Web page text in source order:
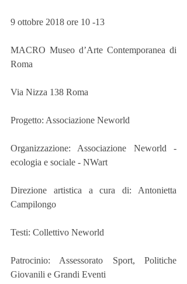
9 ottobre 2018 ore 10 -13
MACRO Museo d’Arte Contemporanea di
Roma
Via Nizza 138 Roma
Progetto: Associazione Neworld
Organizzazione: Associazione Neworld -
ecologia e sociale - NWart
Direzione artistica a cura di: Antonietta
Campilongo
Testi: Collettivo Neworld
Patrocinio: Assessorato Sport, Politiche
Giovanili e Grandi Eventi